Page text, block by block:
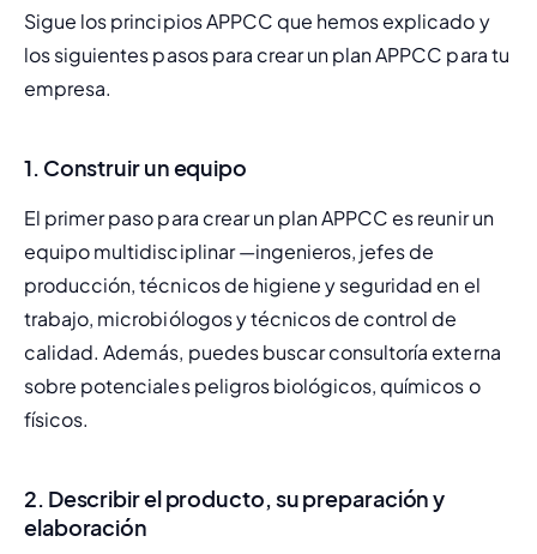
Sigue los principios APPCC que hemos explicado y
los siguientes pasos para crear un plan APPCC para tu
empresa.
1. Construir un equipo
El primer paso para crear un plan APPCC es reunir un
equipo multidisciplinar —ingenieros, jefes de
producción, técnicos de higiene y seguridad en el
trabajo, microbiólogos y técnicos de control de
calidad. Además, puedes buscar consultoría externa
sobre potenciales peligros biológicos, químicos o
físicos.
2. Describir el producto, su preparación y
elaboración